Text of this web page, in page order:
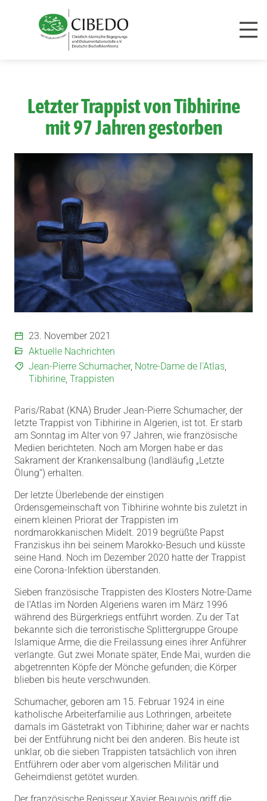
Letzter Trappist von Tibhirine
mit 97 Jahren gestorben
23. November 2021
Aktuelle Nachrichten
Jean-Pierre Schumacher, Notre-Dame de l'Atlas,
Tibhirine, Trappisten
Paris/Rabat (KNA) Bruder Jean-Pierre Schumacher, der
letzte Trappist von Tibhirine in Algerien, ist tot. Er starb
am Sonntag im Alter von 97 Jahren, wie französische
Medien berichteten. Noch am Morgen habe er das
Sakrament der Krankensalbung (landläufig „Letzte
Ölung“) erhalten.
Der letzte Überlebende der einstigen
Ordensgemeinschaft von Tibhirine wohnte bis zuletzt in
einem kleinen Priorat der Trappisten im
nordmarokkanischen Midelt. 2019 begrüßte Papst
Franziskus ihn bei seinem Marokko-Besuch und küsste
seine Hand. Noch im Dezember 2020 hatte der Trappist
eine Corona-Infektion überstanden.
Sieben französische Trappisten des Klosters Notre-Dame
de l’Atlas im Norden Algeriens waren im März 1996
während des Bürgerkriegs entführt worden. Zu der Tat
bekannte sich die terroristische Splittergruppe Groupe
Islamique Arme, die die Freilassung eines ihrer Anführer
verlangte. Gut zwei Monate später, Ende Mai, wurden die
abgetrennten Köpfe der Mönche gefunden; die Körper
blieben bis heute verschwunden.
Schumacher, geboren am 15. Februar 1924 in eine
katholische Arbeiterfamilie aus Lothringen, arbeitete
damals im Gästetrakt von Tibhirine; daher war er nachts
bei der Entführung nicht bei den anderen. Bis heute ist
unklar, ob die sieben Trappisten tatsächlich von ihren
Entführern oder aber vom algerischen Militär und
Geheimdienst getötet wurden.